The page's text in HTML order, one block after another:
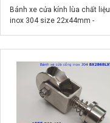
Bánh xe cửa kính lùa chất liệu
inox 304 size 22x44mm -